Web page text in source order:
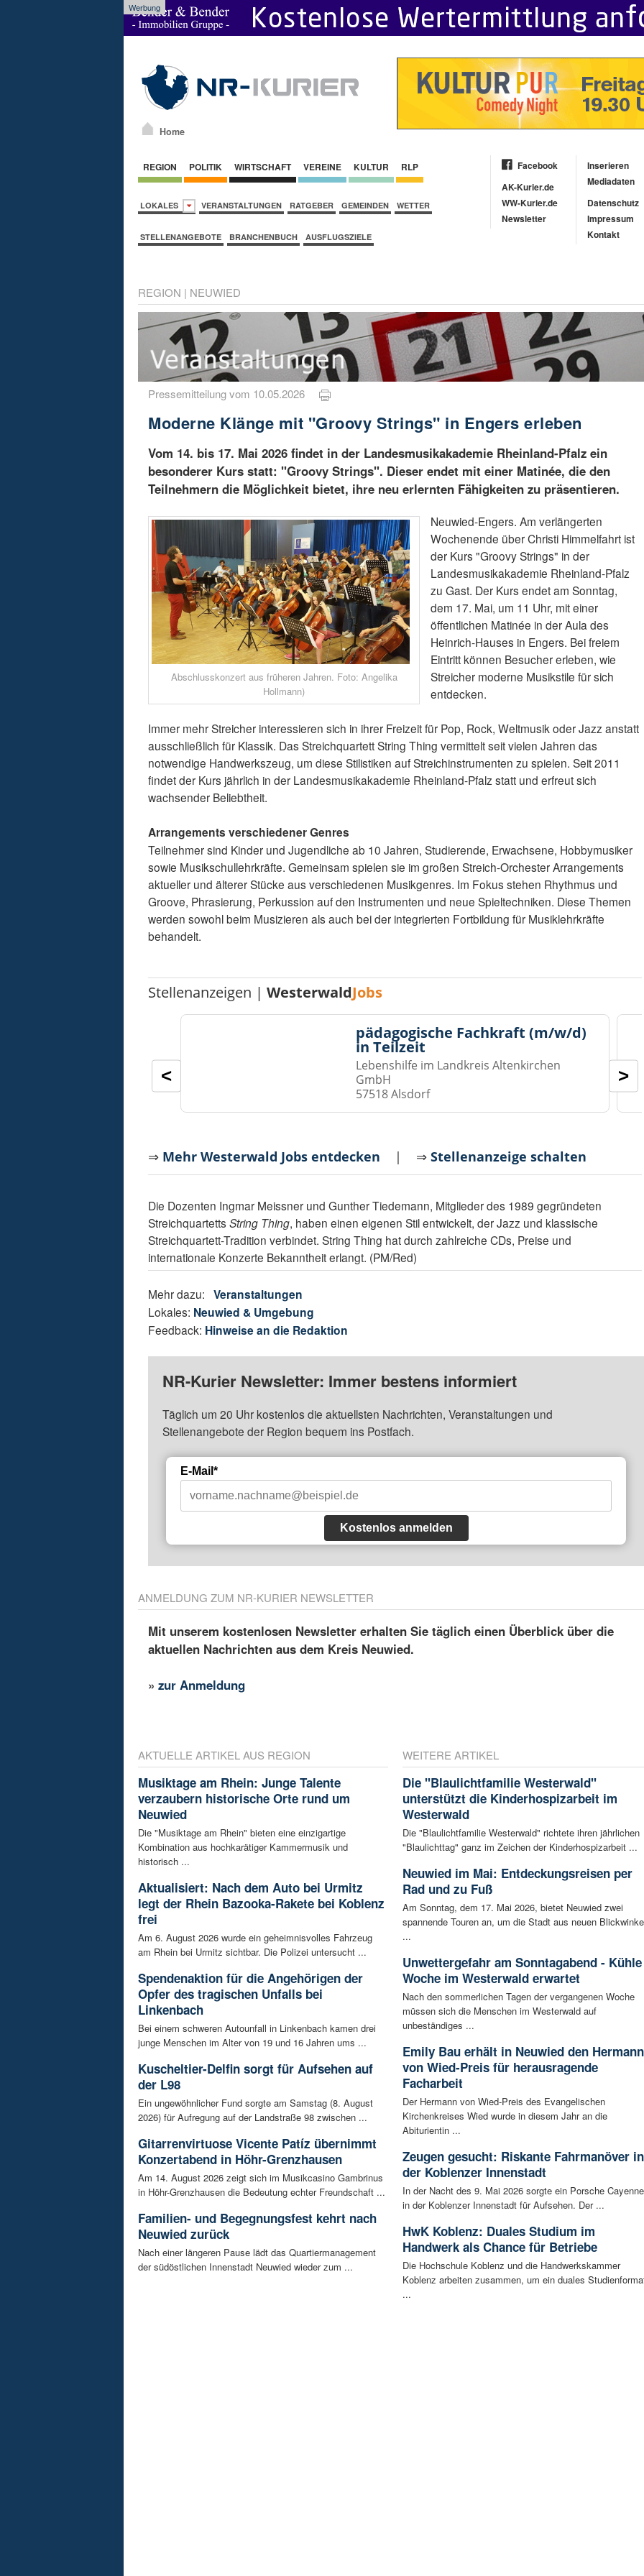
Werbung
Home
REGION POLITIK WIRTSCHAFT VEREINE KULTUR RLP
LOKALES VERANSTALTUNGEN RATGEBER GEMEINDEN WETTER
STELLENANGEBOTE BRANCHENBUCH AUSFLUGSZIELE
Facebook
AK-Kurier.de
WW-Kurier.de
Newsletter
Inserieren
Mediadaten
Datenschutz
Impressum
Kontakt
REGION | NEUWIED
Pressemitteilung vom 10.05.2026
Moderne Klänge mit "Groovy Strings" in Engers erleben
Vom 14. bis 17. Mai 2026 findet in der Landesmusikakademie Rheinland-Pfalz ein
besonderer Kurs statt: "Groovy Strings". Dieser endet mit einer Matinée, die den
Teilnehmern die Möglichkeit bietet, ihre neu erlernten Fähigkeiten zu präsentieren.
Abschlusskonzert aus früheren Jahren. Foto: Angelika
Hollmann)
Neuwied-Engers. Am verlängerten
Wochenende über Christi Himmelfahrt ist
der Kurs "Groovy Strings" in der
Landesmusikakademie Rheinland-Pfalz
zu Gast. Der Kurs endet am Sonntag,
dem 17. Mai, um 11 Uhr, mit einer
öffentlichen Matinée in der Aula des
Heinrich-Hauses in Engers. Bei freiem
Eintritt können Besucher erleben, wie
Streicher moderne Musikstile für sich
entdecken.
Immer mehr Streicher interessieren sich in ihrer Freizeit für Pop, Rock, Weltmusik oder Jazz anstatt
ausschließlich für Klassik. Das Streichquartett String Thing vermittelt seit vielen Jahren das
notwendige Handwerkszeug, um diese Stilistiken auf Streichinstrumenten zu spielen. Seit 2011
findet der Kurs jährlich in der Landesmusikakademie Rheinland-Pfalz statt und erfreut sich
wachsender Beliebtheit.
Arrangements verschiedener Genres
Teilnehmer sind Kinder und Jugendliche ab 10 Jahren, Studierende, Erwachsene, Hobbymusiker
sowie Musikschullehrkräfte. Gemeinsam spielen sie im großen Streich-Orchester Arrangements
aktueller und älterer Stücke aus verschiedenen Musikgenres. Im Fokus stehen Rhythmus und
Groove, Phrasierung, Perkussion auf den Instrumenten und neue Spieltechniken. Diese Themen
werden sowohl beim Musizieren als auch bei der integrierten Fortbildung für Musiklehrkräfte
behandelt.
Stellenanzeigen |WesterwaldJobs
pädagogische Fachkraft (m/w/d)
in Teilzeit
Lebenshilfe im Landkreis Altenkirchen
GmbH
57518 Alsdorf
< >
⇒ Mehr Westerwald Jobs entdecken | ⇒Stellenanzeige schalten
Die Dozenten Ingmar Meissner und Gunther Tiedemann, Mitglieder des 1989 gegründeten
StreichquartettsString Thing, haben einen eigenen Stil entwickelt, der Jazz und klassische
Streichquartett-Tradition verbindet. String Thing hat durch zahlreiche CDs, Preise und
internationale Konzerte Bekanntheit erlangt. (PM/Red)
Mehr dazu:Veranstaltungen
Lokales: Neuwied & Umgebung
Feedback: Hinweise an die Redaktion
NR-Kurier Newsletter: Immer bestens informiert
Täglich um 20 Uhr kostenlos die aktuellsten Nachrichten, Veranstaltungen und
Stellenangebote der Region bequem ins Postfach.
E-Mail*
Kostenlos anmelden
ANMELDUNG ZUM NR-KURIER NEWSLETTER
Mit unserem kostenlosen Newsletter erhalten Sie täglich einen Überblick über die
aktuellen Nachrichten aus dem Kreis Neuwied.
»zur Anmeldung
AKTUELLE ARTIKEL AUS REGION
Musiktage am Rhein: Junge Talente
verzaubern historische Orte rund um
Neuwied
Die "Musiktage am Rhein" bieten eine einzigartige
Kombination aus hochkarätiger Kammermusik und
historisch ...
Aktualisiert: Nach dem Auto bei Urmitz
legt der Rhein Bazooka-Rakete bei Koblenz
frei
Am 6. August 2026 wurde ein geheimnisvolles Fahrzeug
am Rhein bei Urmitz sichtbar. Die Polizei untersucht ...
Spendenaktion für die Angehörigen der
Opfer des tragischen Unfalls bei
Linkenbach
Bei einem schweren Autounfall in Linkenbach kamen drei
junge Menschen im Alter von 19 und 16 Jahren ums ...
Kuscheltier-Delfin sorgt für Aufsehen auf
der L98
Ein ungewöhnlicher Fund sorgte am Samstag (8. August
2026) für Aufregung auf der Landstraße 98 zwischen ...
Gitarrenvirtuose Vicente Patíz übernimmt
Konzertabend in Höhr-Grenzhausen
Am 14. August 2026 zeigt sich im Musikcasino Gambrinus
in Höhr-Grenzhausen die Bedeutung echter Freundschaft ...
Familien- und Begegnungsfest kehrt nach
Neuwied zurück
Nach einer längeren Pause lädt das Quartiermanagement
der südöstlichen Innenstadt Neuwied wieder zum ...
WEITERE ARTIKEL
Die "Blaulichtfamilie Westerwald"
unterstützt die Kinderhospizarbeit im
Westerwald
Die "Blaulichtfamilie Westerwald" richtete ihren jährlichen
"Blaulichttag" ganz im Zeichen der Kinderhospizarbeit ...
Neuwied im Mai: Entdeckungsreisen per
Rad und zu Fuß
Am Sonntag, dem 17. Mai 2026, bietet Neuwied zwei
spannende Touren an, um die Stadt aus neuen
...
Unwettergefahr am Sonntagabend - Kühle
Woche im Westerwald erwartet
Nach den sommerlichen Tagen der vergangenen Woche
müssen sich die Menschen im Westerwald auf
unbeständiges ...
Emily Bau erhält in Neuwied den Hermann
von Wied-Preis für herausragende
Facharbeit
Der Hermann von Wied-Preis des Evangelischen
Kirchenkreises Wied wurde in diesem Jahr an die
Abiturientin ...
Zeugen gesucht: Riskante Fahrmanöver in
der Koblenzer Innenstadt
In der Nacht des 9. Mai 2026 sorgte ein Porsche Cayenne
in der Koblenzer Innenstadt für Aufsehen. Der ...
HwK Koblenz: Duales Studium im
Handwerk als Chance für Betriebe
Die Hochschule Koblenz und die Handwerkskammer
Koblenz arbeiten zusammen, um ein duales
...